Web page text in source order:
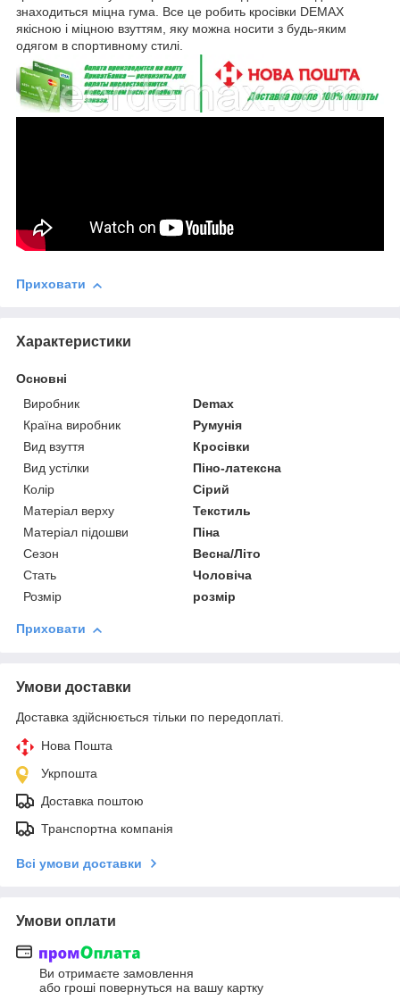
знаходиться міцна гума. Все це робить кросівки DEMAX
якісною і міцною взуттям, яку можна носити з будь-яким
одягом в спортивному стилі.
Приховати
Характеристики
Основні
Виробник
Demax
Країна виробник
Румунія
Вид взуття
Кросівки
Вид устілки
Піно-латексна
Колір
Сірий
Матеріал верху
Текстиль
Матеріал підошви
Піна
Сезон
Весна/Літо
Стать
Чоловіча
Розмір
розмір
Приховати
Умови доставки
Доставка здійснюється тільки по передоплаті.
Нова Пошта
Укрпошта
Доставка поштою
Транспортна компанія
Всі умови доставки
Умови оплати
Ви отримаєте замовлення
або гроші повернуться на вашу картку